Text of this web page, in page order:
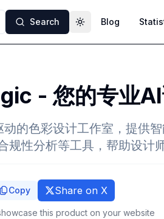
Search Toggle theme
Blog
- 您的专业
的色彩设计工作室，提供智
规性分析等工具，帮助设计
Copy Share on X
this product on your website